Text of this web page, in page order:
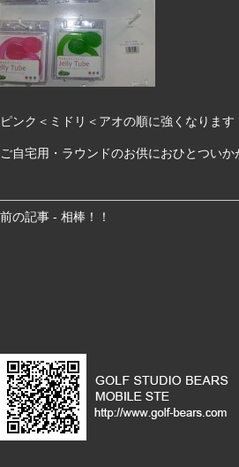
ピンク＜ミドリ＜アオの順に強くなります
ご自宅用・ラウンドのお供におひとついか
前
ン
ク
前の記事 - 相棒！！